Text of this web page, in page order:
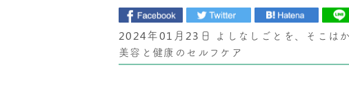
2024年01月23日 よしなしごとを、そこは
美容と健康のセルフケア